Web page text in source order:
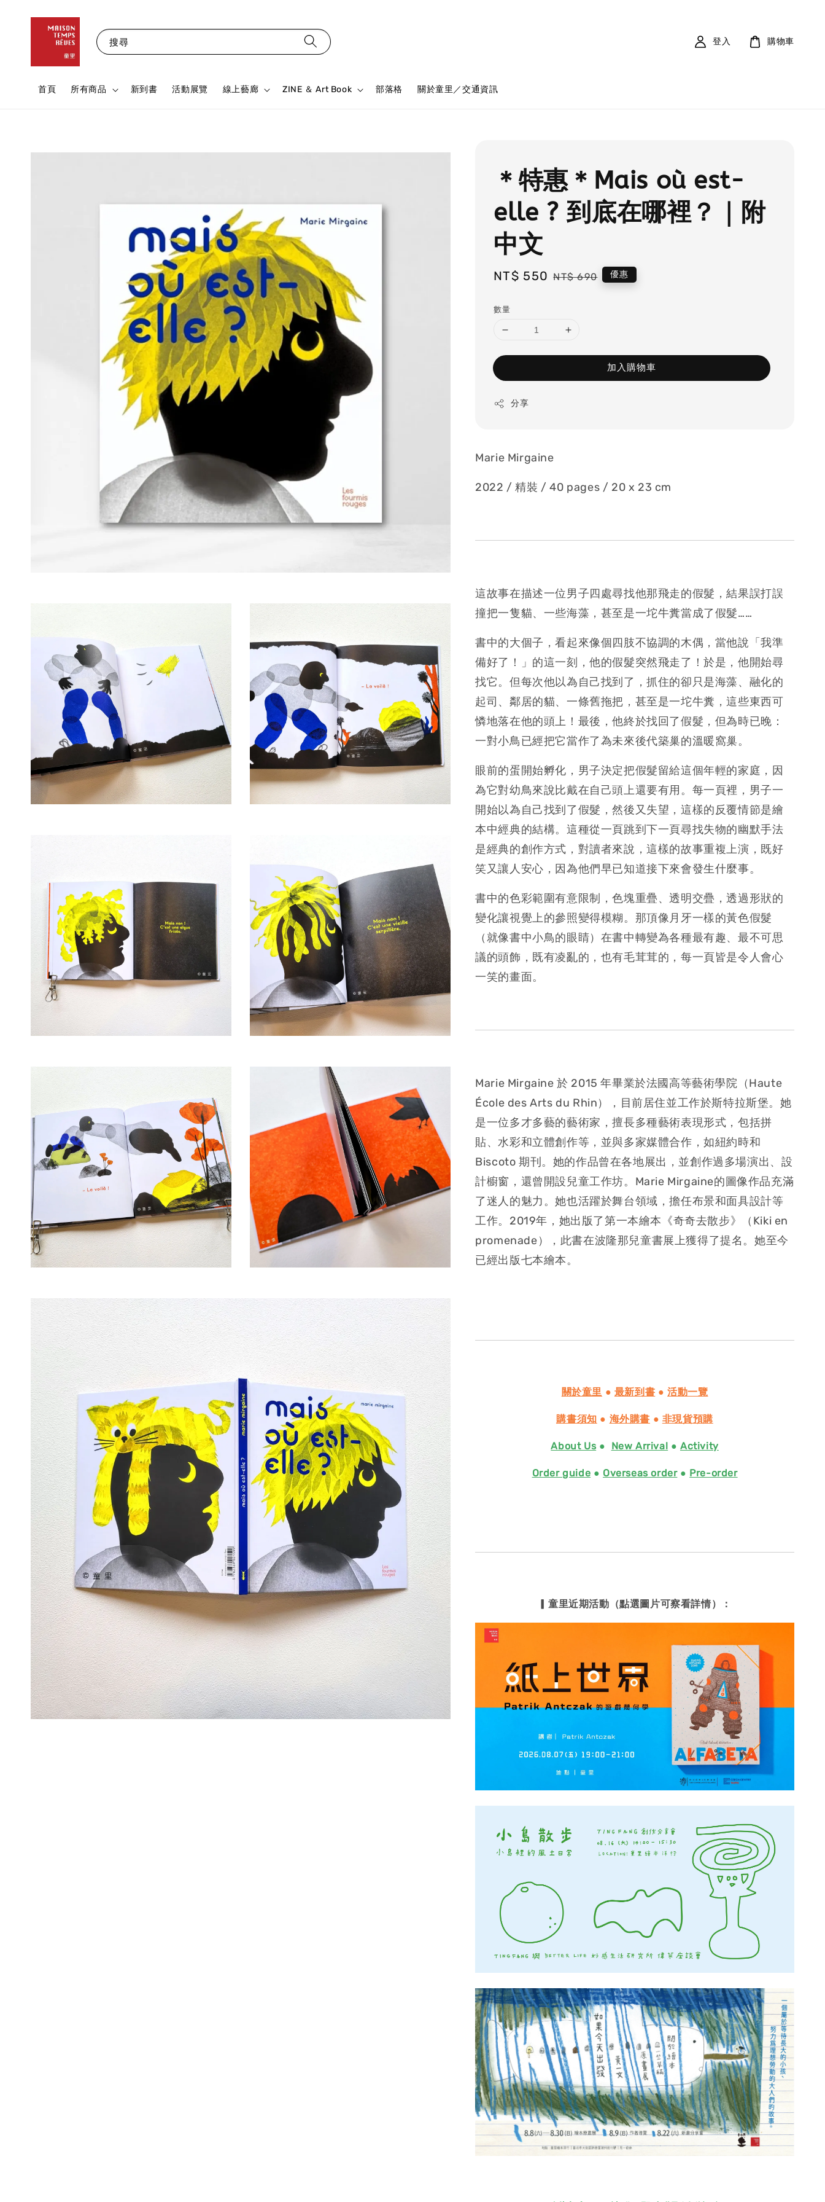
搜尋
首頁 所有商品 新到書 活動展覽 線上藝廊 ZINE ＆ Art Book 部落格 關於童里／交通資訊
登入 購物車
＊特惠＊Mais où est-
elle ? 到底在哪裡？｜附
中文
Sale
NT$ 550 Regular
NT$ 690 優惠
數量
加入購物車
分享
Marie Mirgaine
2022 / 精裝 / 40 pages / 20 x 23 cm
這故事在描述一位男子四處尋找他那飛走的假髮，結果誤打誤
撞把一隻貓、一些海藻，甚至是一坨牛糞當成了假髮……
書中的大個子，看起來像個四肢不協調的木偶，當他說「我準
備好了！」的這一刻，他的假髮突然飛走了！於是，他開始尋
找它。但每次他以為自己找到了，抓住的卻只是海藻、融化的
起司、鄰居的貓、一條舊拖把，甚至是一坨牛糞，這些東西可
憐地落在他的頭上！最後，他終於找回了假髮，但為時已晚：
一對小鳥已經把它當作了為未來後代築巢的溫暖窩巢。
眼前的蛋開始孵化，男子決定把假髮留給這個年輕的家庭，因
為它對幼鳥來說比戴在自己頭上還要有用。每一頁裡，男子一
開始以為自己找到了假髮，然後又失望，這樣的反覆情節是繪
本中經典的結構。這種從一頁跳到下一頁尋找失物的幽默手法
是經典的創作方式，對讀者來說，這樣的故事重複上演，既好
笑又讓人安心，因為他們早已知道接下來會發生什麼事。
書中的色彩範圍有意限制，色塊重疊、透明交疊，透過形狀的
變化讓視覺上的參照變得模糊。那頂像月牙一樣的黃色假髮
（就像書中小鳥的眼睛）在書中轉變為各種最有趣、最不可思
議的頭飾，既有凌亂的，也有毛茸茸的，每一頁皆是令人會心
一笑的畫面。
Marie Mirgaine 於 2015 年畢業於法國高等藝術學院（Haute
École des Arts du Rhin），目前居住並工作於斯特拉斯堡。她
是一位多才多藝的藝術家，擅長多種藝術表現形式，包括拼
貼、水彩和立體創作等，並與多家媒體合作，如紐約時和
Biscoto 期刊。她的作品曾在各地展出，並創作過多場演出、設
計櫥窗，還曾開設兒童工作坊。Marie Mirgaine的圖像作品充滿
了迷人的魅力。她也活躍於舞台領域，擔任布景和面具設計等
工作。2019年，她出版了第一本繪本《奇奇去散步》（Kiki en
promenade），此書在波隆那兒童書展上獲得了提名。她至今
已經出版七本繪本。
關於童里 ● 最新到書 ●活動一覽
購書須知 ● 海外購書 ● 非現貨預購
About Us ● New Arrival ● Activity
Order guide ● Overseas order● Pre-order
▎童里近期活動（點選圖片可察看詳情）：